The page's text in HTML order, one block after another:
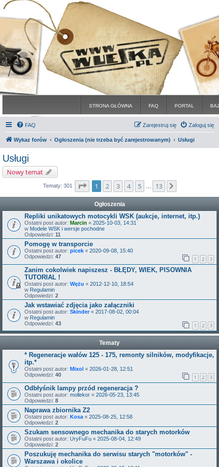
STRONA GŁÓWNA FAQ PORTAL
FAQ Zaloguj się
Zarejestruj się
Wykaz forów Ogłoszenia (nie trzeba być zarejestrowanym) Usługi
Usługi
Nowy temat
Tematy: 301 Strona1 z13
1 2 3 4 5 13
Ogłoszenia
Repliki unikatowych motocykli WSK (aukcje, internet, itp.)
Ostatni post autor: Marcin « 2025-10-03, 14:31
w Modele WSK i wersje pochodne
Odpowiedzi: 11
Pomogę w transporcie
Ostatni post autor: picek « 2020-09-08, 15:40
Odpowiedzi: 47 1 2 3
Zanim cokolwiek napiszesz - BŁĘDY, WIEK, PISOWNIA
TUTORIAL !
Ostatni post autor: Wężu « 2012-12-10, 18:54
w Regulamin
Odpowiedzi: 2
Jak wstawiać zdjęcia jako załączniki
Ostatni post autor: Skinder« 2017-08-02, 00:04
w Regulamin
Odpowiedzi: 43 1 2 3
Tematy
* Regeneracje wałów 125 - 175, remonty silników, modyfikacje,
itp.*
Ostatni post autor: Mixol « 2026-01-28, 12:51
Odpowiedzi: 40 1 2 3
Odbłyśnik lampy przód regeneracja ?
Ostatni post autor: mollekor « 2026-05-23, 13:45
Odpowiedzi: 8
Naprawa zbiornika Z2
Ostatni post autor: Kosa « 2025-08-25, 12:58
Odpowiedzi: 2
Szukam sensownego mechanika do starych motorków
Ostatni post autor: UryFuFu « 2025-08-04, 12:49
Odpowiedzi: 2
Poszukuję mechanika do serwisu starych "motorków" -
Warszawa i okolice